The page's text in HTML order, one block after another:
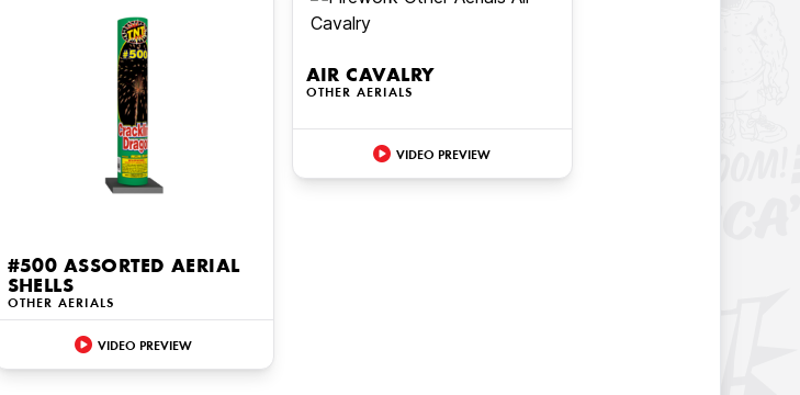
#500 ASSORTED AERIAL
SHELLS
OTHER AERIALS
VIDEO PREVIEW
AIR CAVALRY
OTHER AERIALS
VIDEO PREVIEW